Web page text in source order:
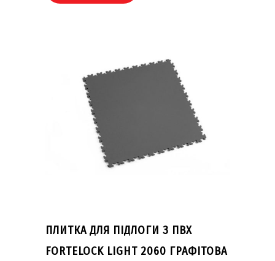
ПЛИТКА ДЛЯ ПІДЛОГИ З ПВХ
FORTELOCK LIGHT 2060 ГРАФІТОВА